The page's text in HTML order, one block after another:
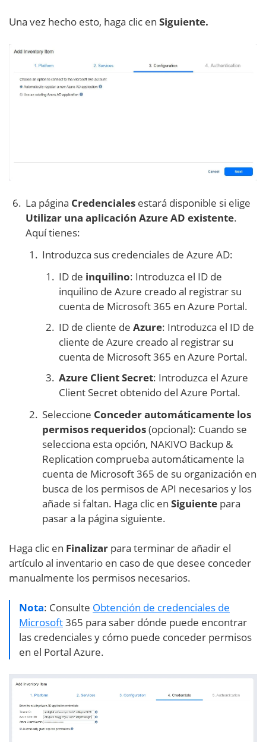
Una vez hecho esto, haga clic en Siguiente.
La página Credenciales estará disponible si elige
Utilizar una aplicación Azure AD existente.
Aquí tienes:
Introduzca sus credenciales de Azure AD:
ID de inquilino: Introduzca el ID de
inquilino de Azure creado al registrar su
cuenta de Microsoft 365 en Azure Portal.
ID de cliente de Azure: Introduzca el ID de
cliente de Azure creado al registrar su
cuenta de Microsoft 365 en Azure Portal.
Azure Client Secret: Introduzca el Azure
Client Secret obtenido del Azure Portal.
Seleccione Conceder automáticamente los
permisos requeridos(opcional): Cuando se
selecciona esta opción, NAKIVO Backup &
Replication comprueba automáticamente la
cuenta de Microsoft 365 de su organización en
busca de los permisos de API necesarios y los
añade si faltan. Haga clic en Siguiente para
pasar a la página siguiente.
Haga clic en Finalizar para terminar de añadir el
artículo al inventario en caso de que desee conceder
manualmente los permisos necesarios.
Nota: Consulte Obtención de credenciales de
Microsoft365 para saber dónde puede encontrar
las credenciales y cómo puede conceder permisos
en el Portal Azure.